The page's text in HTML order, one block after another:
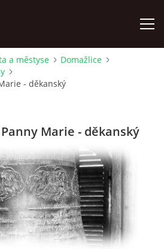
a městyse
Domažlice
- děkanský
Marie - děkanský